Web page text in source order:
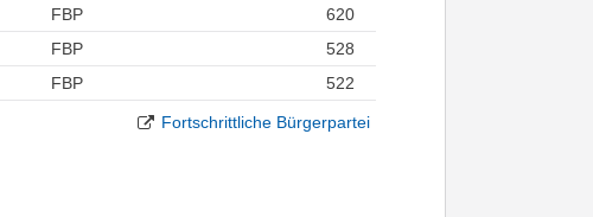
FBP
620
FBP
528
FBP 522
Fortschrittliche Bürgerpartei